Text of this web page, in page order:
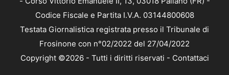
Codice Fiscale e Partita I.V.A. 03144800608
Testata Giornalistica registrata presso il Tribunale di
Frosinone con n°02/2022 del 27/04/2022
Copyright ©2026 - Tutti i diritti riservati - Contattaci